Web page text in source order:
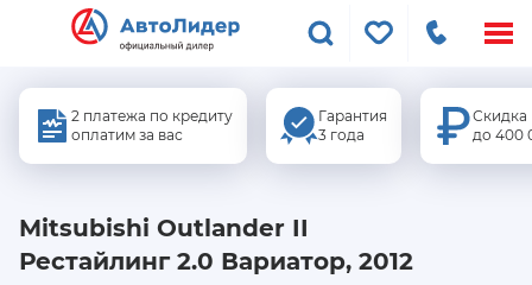
2 платежа по кредиту
оплатим за вас
Гарантия
3 года
Скидка
до 400
Mitsubishi Outlander II
Рестайлинг 2.0 Вариатор, 2012